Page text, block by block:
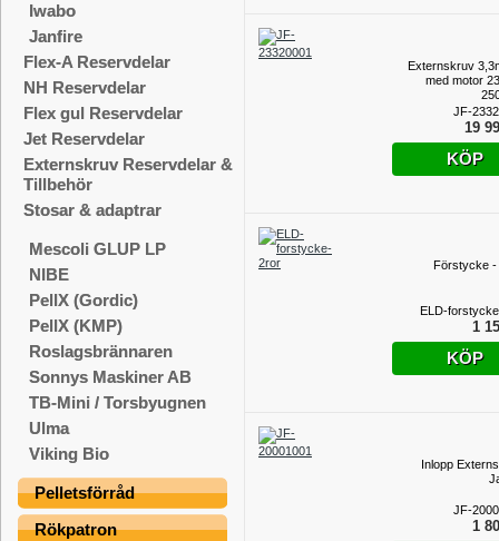
Iwabo
Janfire
Flex-A Reservdelar
NH Reservdelar
Flex gul Reservdelar
Jet Reservdelar
Externskruv Reservdelar &
Tillbehör
Stosar & adaptrar
Mescoli GLUP LP
NIBE
PellX (Gordic)
PellX (KMP)
Roslagsbrännaren
Sonnys Maskiner AB
TB-Mini / Torsbyugnen
Ulma
Viking Bio
Pelletsförråd
Rökpatron
Externskruv
med motor
JF-
19
KÖP
Förstycke -
ELD-
1
KÖP
Inlopp
JF-
1